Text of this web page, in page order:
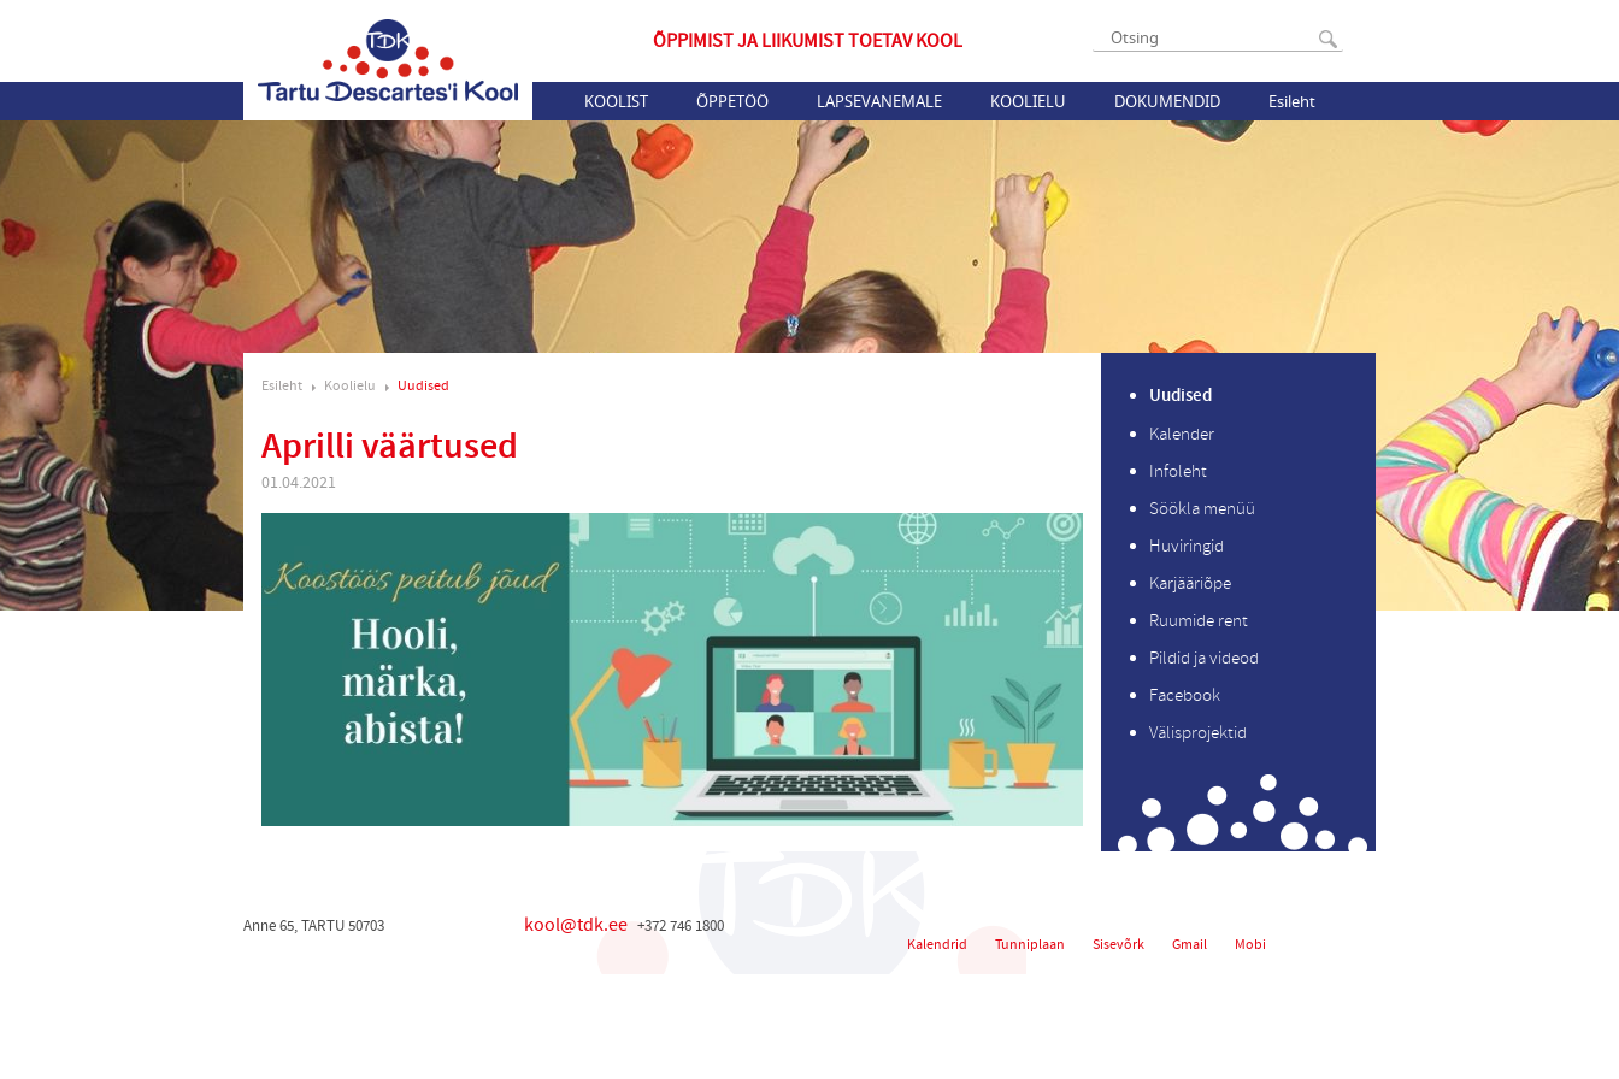
ÕPPIMIST JA LIIKUMIST TOETAV KOOL
KOOLIST ÕPPETÖÖ LAPSEVANEMALE KOOLIELU DOKUMENDID Esileht
Esileht Koolielu Uudised
Aprilli väärtused
01.04.2021
Uudised
Kalender
Infoleht
Söökla menüü
Huviringid
Karjääriõpe
Ruumide rent
Pildid ja videod
Facebook
Välisprojektid
Kalendrid Tunniplaan Sisevõrk Gmail Mobi
Anne 65, TARTU 50703 kool@tdk.ee +372 746 1800